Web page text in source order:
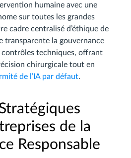
humaine avec une
sur toutes les grandes
cadre centralisé d’éthique de
transparente la gouvernance
contrôles techniques, offrant
chirurgicale tout en
de l’IA par défaut.
de la
Responsable